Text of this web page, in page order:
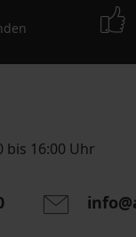
bis 16:00 Uhr